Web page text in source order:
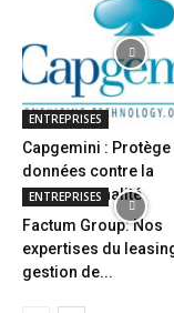
ENTREPRISES
Capgemini : Protège
données contre la
cybercriminalité
ENTREPRISES
Factum Group: Nos
expertises du
gestion de...